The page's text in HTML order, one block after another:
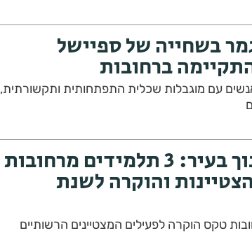
בשחייה של ספיישל
ברחובות
עם מוגבלות שכלית התפתחותית ותקשורתית,
גאווה למערכת החינוך בעיר: 3 תלמידים מרחובות
והוקרה לשנת
טקס הוקרה לפעילים המצטיינים הרשותיים